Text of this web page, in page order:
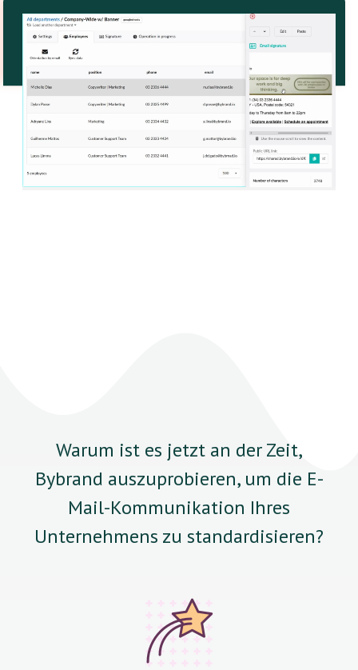
Warum ist es jetzt an der Zeit,
Bybrand auszuprobieren, um die E-
Mail-Kommunikation Ihres
Unternehmens zu standardisieren?